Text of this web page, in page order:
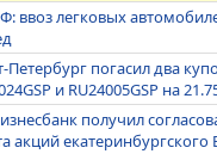
ввоз легковых
Петербург погасил два
и RU24005GSP на
получил
акций екатеринбургского